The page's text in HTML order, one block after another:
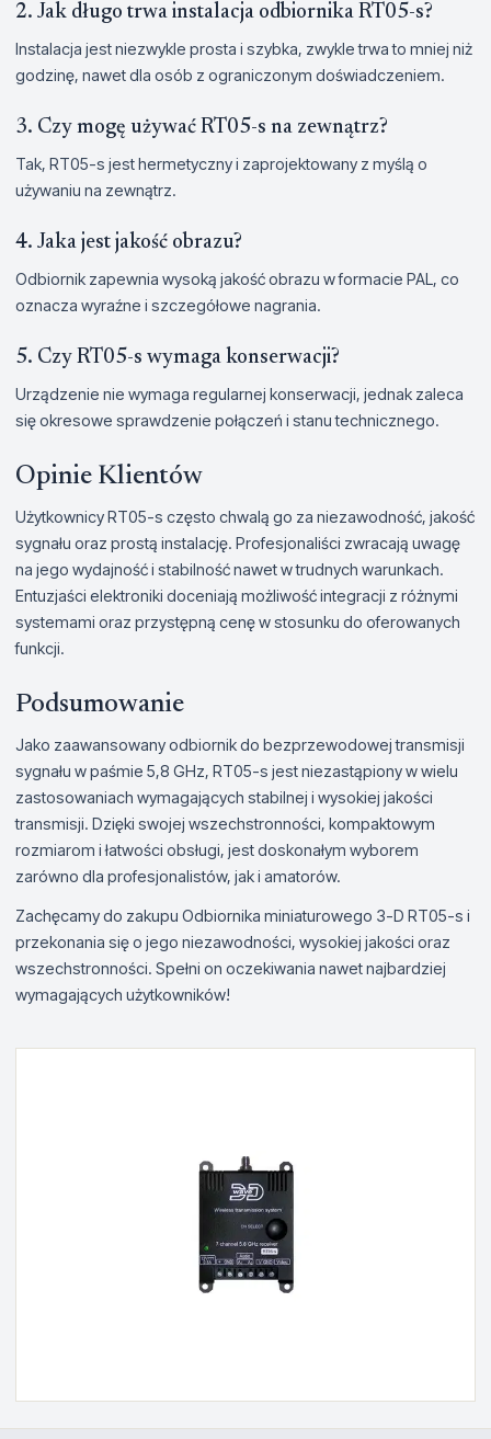
2. Jak długo trwa instalacja odbiornika RT05-s?
Instalacja jest niezwykle prosta i szybka, zwykle trwa to mniej niż
godzinę, nawet dla osób z ograniczonym doświadczeniem.
3. Czy mogę używać RT05-s na zewnątrz?
Tak, RT05-s jest hermetyczny i zaprojektowany z myślą o
używaniu na zewnątrz.
4. Jaka jest jakość obrazu?
Odbiornik zapewnia wysoką jakość obrazu w formacie PAL, co
oznacza wyraźne i szczegółowe nagrania.
5. Czy RT05-s wymaga konserwacji?
Urządzenie nie wymaga regularnej konserwacji, jednak zaleca
się okresowe sprawdzenie połączeń i stanu technicznego.
Opinie Klientów
Użytkownicy RT05-s często chwalą go za niezawodność, jakość
sygnału oraz prostą instalację. Profesjonaliści zwracają uwagę
na jego wydajność i stabilność nawet w trudnych warunkach.
Entuzjaści elektroniki doceniają możliwość integracji z różnymi
systemami oraz przystępną cenę w stosunku do oferowanych
funkcji.
Podsumowanie
Jako zaawansowany odbiornik do bezprzewodowej transmisji
sygnału w paśmie 5,8 GHz, RT05-s jest niezastąpiony w wielu
zastosowaniach wymagających stabilnej i wysokiej jakości
transmisji. Dzięki swojej wszechstronności, kompaktowym
rozmiarom i łatwości obsługi, jest doskonałym wyborem
zarówno dla profesjonalistów, jak i amatorów.
Zachęcamy do zakupu Odbiornika miniaturowego 3-D RT05-s i
przekonania się o jego niezawodności, wysokiej jakości oraz
wszechstronności. Spełni on oczekiwania nawet najbardziej
wymagających użytkowników!